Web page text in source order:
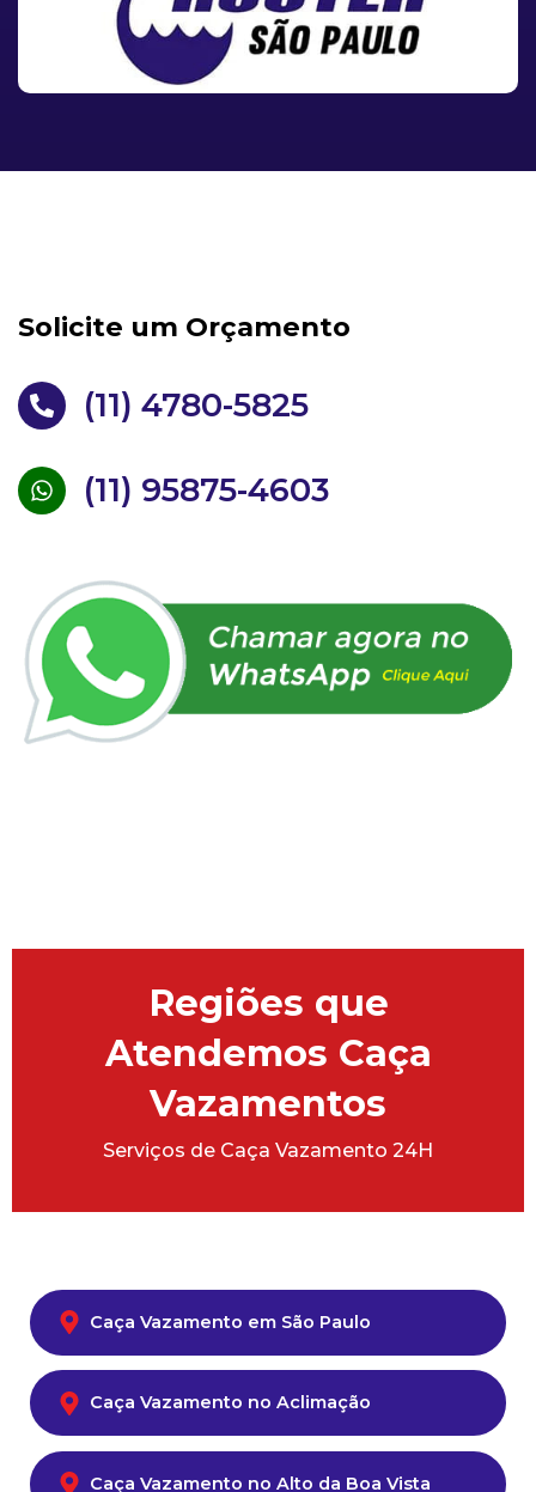
Solicite um Orçamento
(11) 4780-5825
(11) 95875-4603
Regiões que
Atendemos Caça
Vazamentos
Serviços de Caça Vazamento 24H
Caça Vazamento em São Paulo
Caça Vazamento no Aclimação
Caça Vazamento no Alto da Boa Vista